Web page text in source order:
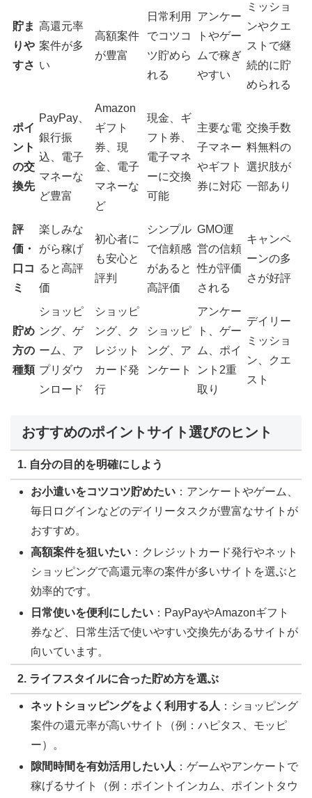
貯ま
りや
すさ
高還元率
案件が多
い
高額案件
が豊富
日常利用
でコツコ
ツ貯めら
れる
アンケー
トやゲー
ムで稼ぎ
やすい
ミッショ
ンやクエ
ストで継
続的に貯
められる
ポイ
ント
の交
換先
PayPay、
銀行振
込、電子
マネーな
ど豊富
Amazon
ギフト
券、現
金、電子
マネーな
ど
現金、ギ
フト券、
電子マネ
ーに交換
可能
主要な電
子マネー
やギフト
券に対応
交換手数
料無料の
選択肢が
一部あり
評
価・
口コ
ミ
楽しみな
がら稼げ
ると高評
価
初心者に
も安心と
評判
シンプル
で信頼感
があると
高評価
GMO運
営の信頼
性が評価
される
キャンペ
ーンの多
さが好評
貯め
方の
種類
ショッピ
ング、ゲ
ーム、ア
プリダウ
ンロード
ショッピ
ング、ク
レジット
カード発
行
ショッピ
ング、ア
ンケート
アンケー
ト、ゲー
ム、ポイ
ント2重
取り
デイリー
ミッショ
ン、クエ
スト
おすすめのポイントサイト選びのヒント
1. 自分の目的を明確にしよう
お小遣いをコツコツ貯めたい ：アンケートやゲーム、
毎日ログインなどのデイリータスクが豊富なサイトが
おすすめ。
高額案件を狙いたい ：クレジットカード発行やネット
ショッピングで高還元率の案件が多いサイトを選ぶと
効率的です。
日常使いを便利にしたい ：PayPayやAmazonギフト
券など、日常生活で使いやすい交換先があるサイトが
向いています。
2. ライフスタイルに合った貯め方を選ぶ
ネットショッピングをよく利用する人 ：ショッピング
案件の還元率が高いサイト（例：ハピタス、モッピ
ー）。
隙間時間を有効活用したい人 ：ゲームやアンケートで
稼げるサイト（例：ポイントインカム、ポイントタウ